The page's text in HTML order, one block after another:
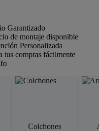
Garantizado
de montaje disponible
Personalizada
tus compras fácilmente
Colchones